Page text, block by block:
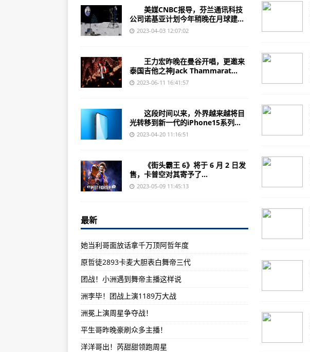
怎么找到软件的文件地址(找到软件的文件地址)
西安智高诚软件怎么样(西安智高诚软件的表现如何)
软件怎么进单元测试的(有哪些需要准备的工具和方法)
怎么使电脑软件字体变大(电脑软件字体如何放大)
视频转换软件怎么拉长(如何使用视频转换软件拉长视频时间)
怎么免费获得剪辑软件(免费获得剪辑软件的好方法)
怎么把视频效果变好的软件(推荐效果出众的视频处理软件)
怎么在论坛发帖推广软件(论坛发帖推广软件的关键步骤)
在智能电视怎么下载软件(智能电视软件下载方法)
软件限制保存图片怎么办(解决软件限制保存图片的方法)
荣放怎么装车载音乐软件(荣放如何装车载音乐软件)
设置里怎么修改软件(如何在设置里修改软件)
水印视频怎么去掉软件(如何去掉水印视频)
怎么在设置里允许软件(设置里允许软件的方法)
怎么自制狗头音效软件(自制狗头音效软件方法简介)
怎么关闭快手上的软件推荐(如何关闭快手上的软件推荐)
美媒CNBC报导，芬兰通讯科技
公司诺基亚计划今年稍晚在月球建...
2023-04-03 12:07:02
王力宏昨晚在曼谷开唱，更邀来
泰国吉他之神Jack Thammarat...
2023-06-11 16:41:57
这段时间以来，外界越来越将目
光转移到新一代的iPhone15系列...
2023-04-20 11:16:51
《街头霸王 6》将于 6 月 2 日发
售，卡普空对其寄予了...
2023-05-09 11:45:13
最新
她当利哥面放话拿千万顶阿哲年度
原哲徒2893卡麦大胆表白舞帝三代
团战！小洲遇到舞帝主播这样说
洲李毕！团战上演1189万大战
洲冕上演周星争夺战！
平生哥昨晚豪刷众多主播！
洋洋哥出！芮甜甜领跑周星